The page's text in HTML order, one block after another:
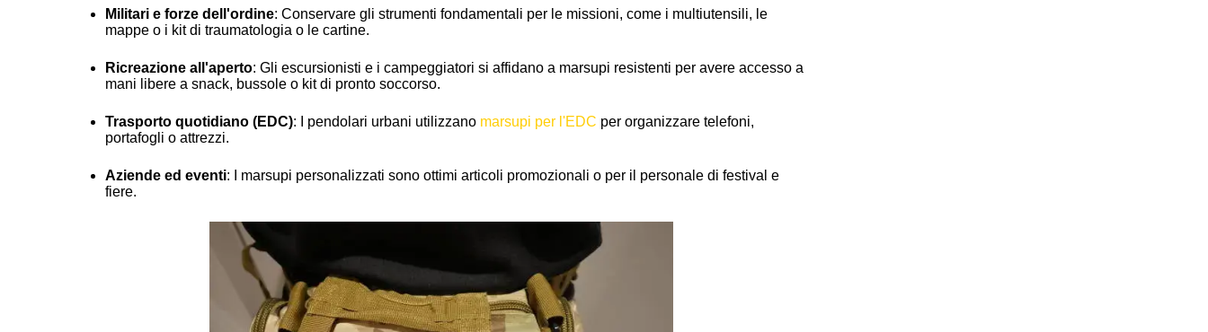
Militari e forze dell'ordine: Conservare gli strumenti fondamentali per le missioni, come i multiutensili, le
mappe o i kit di traumatologia o le cartine.
Ricreazione all'aperto: Gli escursionisti e i campeggiatori si affidano a marsupi resistenti per avere accesso a
mani libere a snack, bussole o kit di pronto soccorso.
Trasporto quotidiano (EDC): I pendolari urbani utilizzano marsupi per l'EDC per organizzare telefoni,
portafogli o attrezzi.
Aziende ed eventi: I marsupi personalizzati sono ottimi articoli promozionali o per il personale di festival e
fiere.